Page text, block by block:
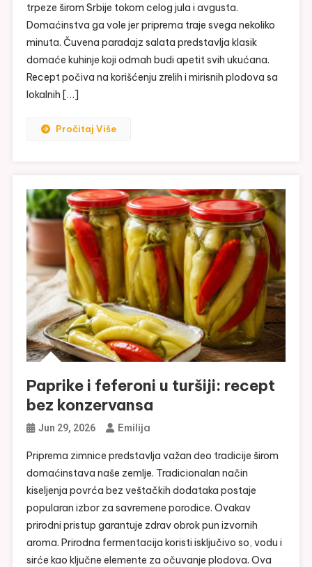
trpeze širom Srbije tokom celog jula i avgusta.
Domaćinstva ga vole jer priprema traje svega nekoliko
minuta. Čuvena paradajz salata predstavlja klasik
domaće kuhinje koji odmah budi apetit svih ukućana.
Recept počiva na korišćenju zrelih i mirisnih plodova sa
lokalnih […]
Pročitaj Više
Paprike i feferoni u turšiji: recept
bez konzervansa
Jun 29, 2026 Emilija
Priprema zimnice predstavlja važan deo tradicije širom
domaćinstava naše zemlje. Tradicionalan način
kiseljenja povrća bez veštačkih dodataka postaje
popularan izbor za savremene porodice. Ovakav
prirodni pristup garantuje zdrav obrok pun izvornih
aroma. Prirodna fermentacija koristi isključivo so, vodu i
sirće kao ključne elemente za očuvanje plodova. Ova